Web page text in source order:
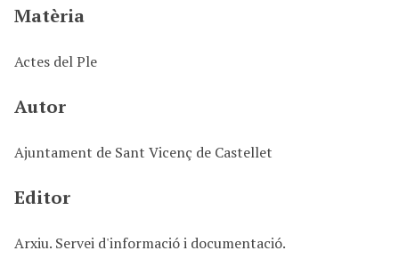
Matèria
Actes del Ple
Autor
Ajuntament de Sant Vicenç de Castellet
Editor
Arxiu. Servei d'informació i documentació.